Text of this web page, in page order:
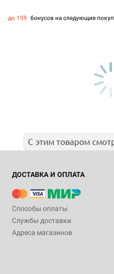
до 159 бонусов на следующие
С этим товаром
ДОСТАВКА И ОПЛАТА
Способы оплаты
Службы доставки
Адреса магазинов